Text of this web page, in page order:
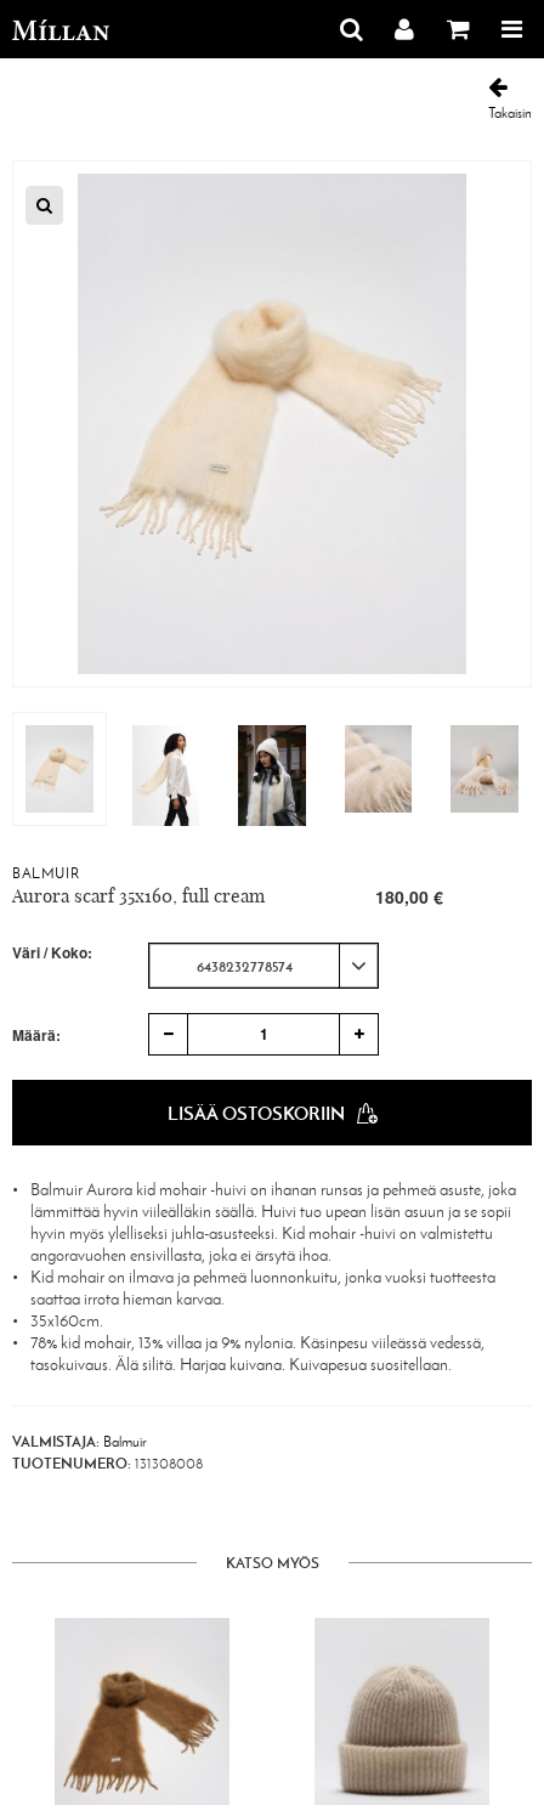
Takaisin
BALMUIR
Aurora scarf 35x160, full cream 180,00 €
Väri / Koko:
6438232778574
Määrä: 1
LISÄÄ OSTOSKORIIN
Balmuir Aurora kid mohair -huivi on ihanan runsas ja pehmeä asuste, joka
lämmittää hyvin viileälläkin säällä. Huivi tuo upean lisän asuun ja se sopii
hyvin myös ylelliseksi juhla-asusteeksi. Kid mohair -huivi on valmistettu
angoravuohen ensivillasta, joka ei ärsytä ihoa.
Kid mohair on ilmava ja pehmeä luonnonkuitu, jonka vuoksi tuotteesta
saattaa irrota hieman karvaa.
35x160cm.
78% kid mohair, 13% villaa ja 9% nylonia. Käsinpesu viileässä vedessä,
tasokuivaus. Älä silitä. Harjaa kuivana. Kuivapesua suositellaan.
VALMISTAJA: Balmuir
TUOTENUMERO: 131308008
KATSO MYÖS